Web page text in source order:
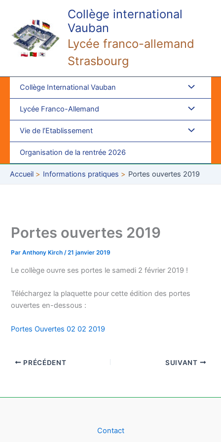
contenu
Collège international
Vauban
Lycée franco-allemand
Strasbourg
Collège International Vauban
Lycée Franco-Allemand
Vie de l’Etablissement
Organisation de la rentrée 2026
Accueil Informations pratiques Portes ouvertes 2019
Portes ouvertes 2019
ParAnthony Kirch/21 janvier 2019
Le collège ouvre ses portes le samedi 2 février 2019 !
Téléchargez la plaquette pour cette édition des portes
ouvertes en-dessous :
Portes Ouvertes 02 02 2019
PRÉCÉDENT SUIVANT
Contact